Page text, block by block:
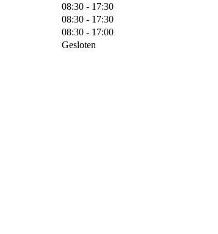
08:30 - 17:30
08:30 - 17:30
08:30 - 17:00
Gesloten